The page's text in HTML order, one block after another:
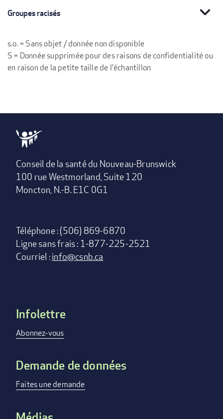
Groupes racisés expand_more
s.o. = Sans objet / donnée non disponible
S = Donnée supprimée pour des raisons de confidentialité ou
en raison de la petite taille de l'échantillon
Conseil de la santé du Nouveau-Brunswick
100 rue Westmorland, Suite 120
Moncton, N.-B. E1C 0G1
Téléphone : (506) 869-6870
Ligne sans frais : 1-877-225-2521
Courriel :info@csnb.ca
Footer
menu
Infolettre
Abonnez-vous
Demande de données
Faites une demande